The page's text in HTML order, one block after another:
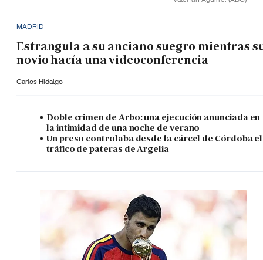
MADRID
Estrangula a su anciano suegro mientras
novio hacía una videoconferencia
Carlos Hidalgo
Doble crimen de Arbo: una ejecución anunciada en
la intimidad de una noche de verano
Un preso controlaba desde la cárcel de Córdoba el
tráfico de pateras de Argelia